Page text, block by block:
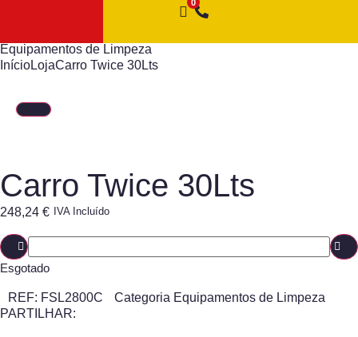
Equipamentos de Limpeza
InícioLojaCarro Twice 30Lts
Carro Twice 30Lts
248,24 € IVA Incluído
Esgotado
REF: FSL2800C Categoria Equipamentos de Limpeza
PARTILHAR: